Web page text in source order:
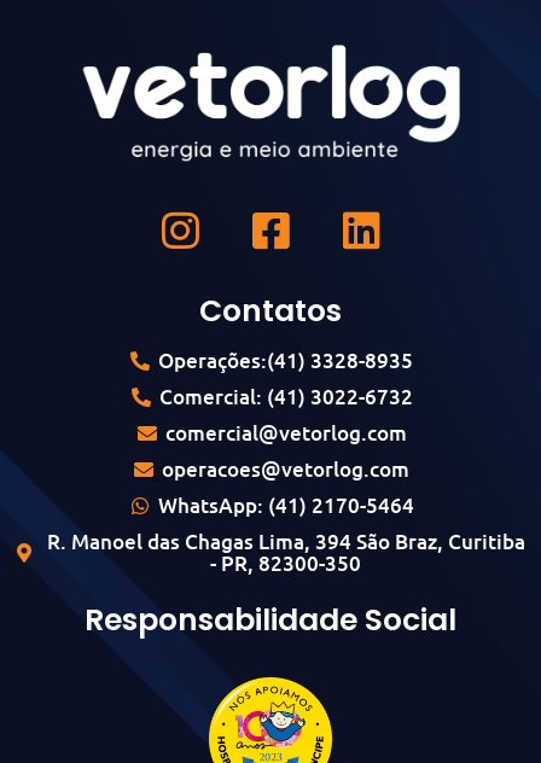
Contatos
Operações:(41) 3328-8935
Comercial: (41) 3022-6732
comercial@vetorlog.com
operacoes@vetorlog.com
WhatsApp: (41) 2170-5464
R. Manoel das Chagas Lima, 394 São Braz, Curitiba
- PR, 82300-350
Responsabilidade Social